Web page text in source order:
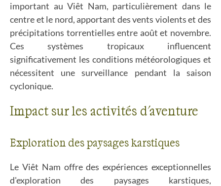
important au Viêt Nam, particulièrement dans le
centre et le nord, apportant des vents violents et des
précipitations torrentielles entre août et novembre.
Ces systèmes tropicaux influencent
significativement les conditions météorologiques et
nécessitent une surveillance pendant la saison
cyclonique.
Impact sur les activités d'aventure
Exploration des paysages karstiques
Le Viêt Nam offre des expériences exceptionnelles
d'exploration des paysages karstiques,